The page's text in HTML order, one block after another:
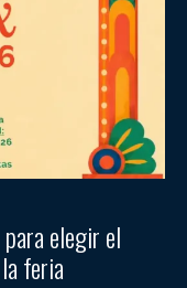
elegir el
feria